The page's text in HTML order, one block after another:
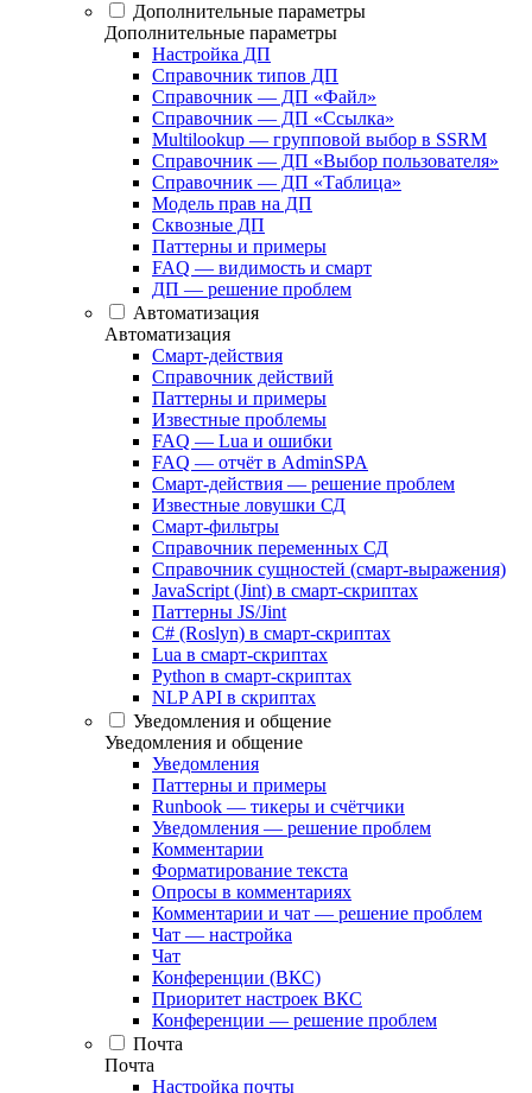
Дополнительные параметры
Дополнительные параметры
Настройка ДП
Справочник типов ДП
Справочник — ДП «Файл»
Справочник — ДП «Ссылка»
Multilookup — групповой выбор в SSRM
Справочник — ДП «Выбор пользователя»
Справочник — ДП «Таблица»
Модель прав на ДП
Сквозные ДП
Паттерны и примеры
FAQ — видимость и смарт
ДП — решение проблем
Автоматизация
Автоматизация
Смарт-действия
Справочник действий
Паттерны и примеры
Известные проблемы
FAQ — Lua и ошибки
FAQ — отчёт в AdminSPA
Смарт-действия — решение проблем
Известные ловушки СД
Смарт-фильтры
Справочник переменных СД
Справочник сущностей (смарт-выражения)
JavaScript (Jint) в смарт-скриптах
Паттерны JS/Jint
C# (Roslyn) в смарт-скриптах
Lua в смарт-скриптах
Python в смарт-скриптах
NLP API в скриптах
Уведомления и общение
Уведомления и общение
Уведомления
Паттерны и примеры
Runbook — тикеры и счётчики
Уведомления — решение проблем
Комментарии
Форматирование текста
Опросы в комментариях
Комментарии и чат — решение проблем
Чат — настройка
Чат
Конференции (ВКС)
Приоритет настроек ВКС
Конференции — решение проблем
Почта
Почта
Настройка почты